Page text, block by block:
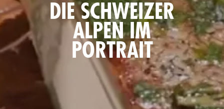
DIE SCHWEIZER
ALPEN IM
PORTRAIT